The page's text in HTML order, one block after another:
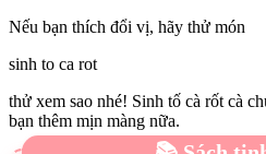
Nếu bạn thích đổi vị, hãy thử món
sinh to ca rot
thử xem sao nhé! Sinh tố cà rốt cà
bạn thêm mịn màng nữa.